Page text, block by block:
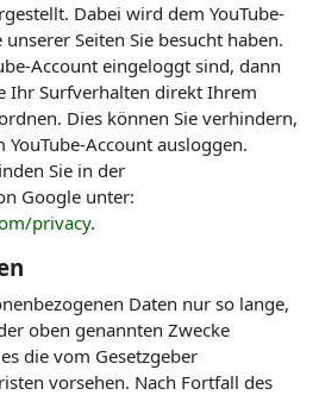
Dabei wird dem YouTube-
Seiten Sie besucht haben.
Account eingeloggt sind, dann
Ihr Surfverhalten direkt Ihrem
Dies können Sie verhindern,
Account ausloggen.
Sie in der
Google unter:
privacy.
Daten nur so lange,
oben genannten Zwecke
die vom Gesetzgeber
vorsehen. Nach Fortfall des